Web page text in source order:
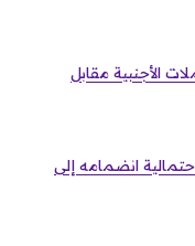
الأجنبية مقابل
انضمامه إلى